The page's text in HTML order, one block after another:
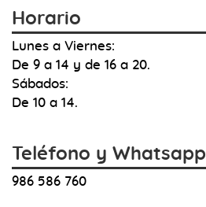
Horario
Lunes a Viernes:
De 9 a 14 y de 16 a 20.
Sábados:
De 10 a 14.
Teléfono y Whatsapp
986 586 760